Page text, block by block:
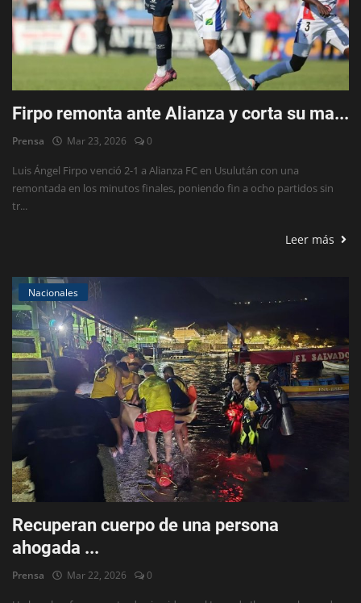
Firpo remonta ante Alianza y corta su ma...
Prensa Mar 23, 2026 0
Luis Ángel Firpo venció 2-1 a Alianza FC en Usulután con una
remontada en los minutos finales, poniendo fin a ocho partidos sin
tr...
Leer más
Nacionales
Recuperan cuerpo de una persona
ahogada ...
Prensa Mar 22, 2026 0